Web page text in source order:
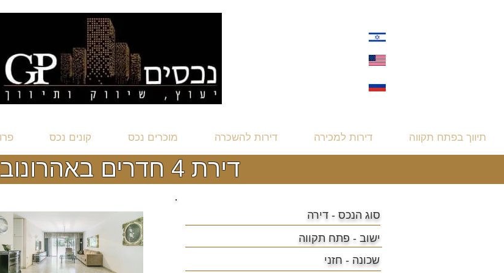
תיווך בפתח תקווה דירות למכירה דירות להשכרה מוכרים נכס קונים נכס
דירת 4 חדרים באהרונוביץ 8
סוג הנכס - דירה
ישוב - פתח תקווה
שכונה - חזני